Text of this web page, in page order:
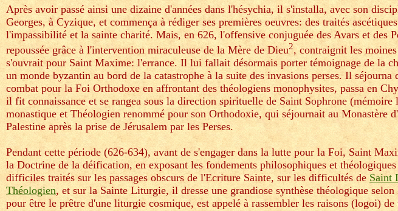
Après avoir passé ainsi une dizaine d'années dans l'hésychia, il s'installa, avec son
Georges, à Cyzique, et commença à rédiger ses premières oeuvres: des traités
l'impassibilité et la sainte charité. Mais, en 626, l'offensive conjuguée des Avars et des
repoussée grâce à l'intervention miraculeuse de la Mère de Dieu2, contraignit les
s'ouvrait pour Saint Maxime: l'errance. Il lui fallait désormais porter témoignage de la
un monde byzantin au bord de la catastrophe à la suite des invasions perses. Il
combat pour la Foi Orthodoxe en affrontant des théologiens monophysites, passa en
il fit connaissance et se rangea sous la direction spirituelle de Saint Sophrone
monastique et Théologien renommé pour son Orthodoxie, qui séjournait au Monastère
Palestine après la prise de Jérusalem par les Perses.
Pendant cette période (626-634), avant de s'engager dans la lutte pour la Foi, Saint
la Doctrine de la déification, en exposant les fondements philosophiques et
difficiles traités sur les passages obscurs de l'Ecriture Sainte, sur les difficultés de Saint
Théologien, et sur la Sainte Liturgie, il dresse une grandiose synthèse théologique
pour être le prêtre d'une liturgie cosmique, est appelé à rassembler les raisons (logoi)